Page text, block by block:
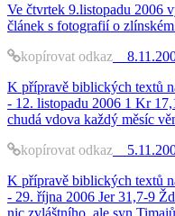
Ve čtvrtek 9.listopadu 2006
článek s fotografií o
kopírovat odkaz
K přípravě biblických textů
- 12. listopadu 2006 1 Kr
chudá vdova každý měsíc
kopírovat odkaz
K přípravě biblických textů
- 29. října 2006 Jer 31,7-9
nic zvláštního, ale syn